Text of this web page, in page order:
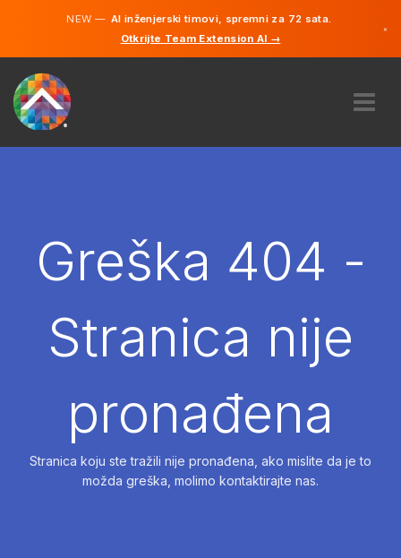
NEW —AI inženjerski timovi, spremni za 72 sata.
Otkrijte Team Extension AI →
×
NAJAMGreška 404 -
Stranica nije
pronađena
Stranica koju ste tražili nije pronađena, ako mislite da je to
možda greška, molimo kontaktirajte nas.